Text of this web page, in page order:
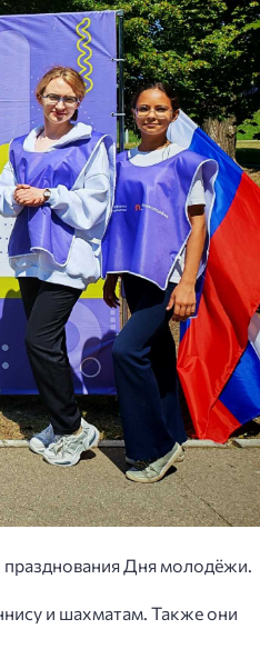
празднования Дня молодёжи.
и шахматам. Также они